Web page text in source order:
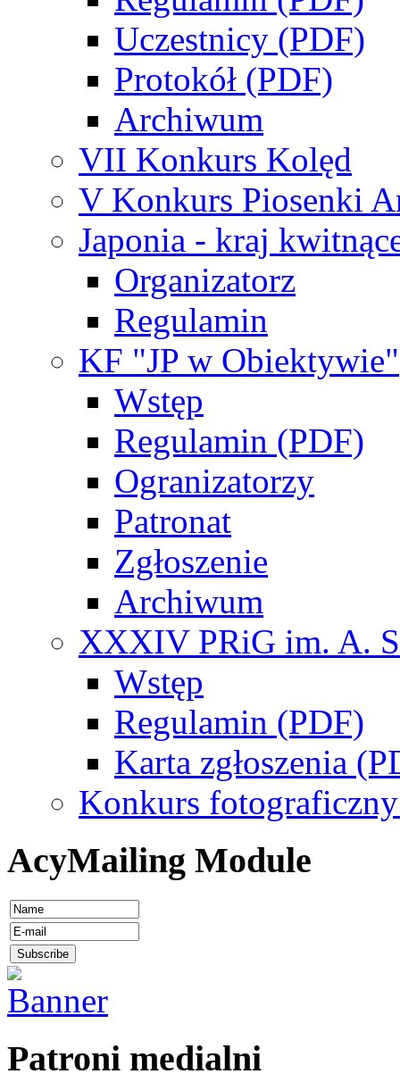
Uczestnicy (PDF)
Protokół (PDF)
Archiwum
VII Konkurs Kolęd
V Konkurs Piosenki
Japonia - kraj
Organizatorz
Regulamin
KF "JP w Obiektywie"
Wstęp
Regulamin (PDF)
Ogranizatorzy
Patronat
Zgłoszenie
Archiwum
XXXIV PRiG im. A.
Wstęp
Regulamin (PDF)
Karta zgłoszenia
Konkurs fotograficzny
AcyMailing Module
Patroni medialni